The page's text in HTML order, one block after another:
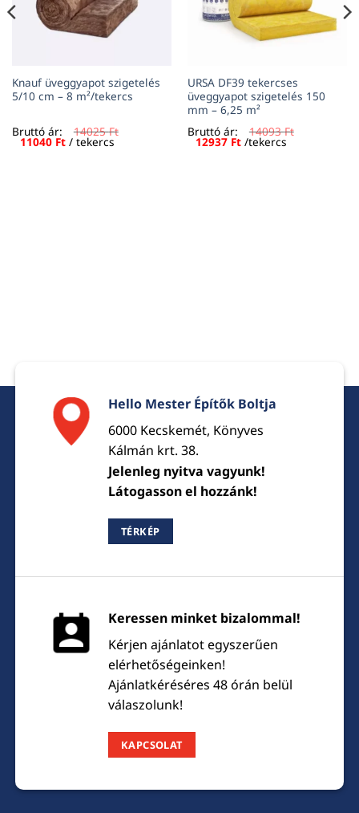
Knauf üveggyapot szigetelés
5/10 cm – 8 m²/tekercs
Bruttó ár: 14025Ft
Original
price
11040 FtCurrent
price
/ tekercs
URSA DF39 tekercses
üveggyapot szigetelés 150
mm – 6,25 m²
Bruttó ár:
14093Ft
Original
price
12937 FtCurrent
price
/tekercs
Hello Mester Építők Boltja
6000 Kecskemét, Könyves
Kálmán krt. 38.
Jelenleg nyitva vagyunk!
Látogasson el hozzánk!
TÉRKÉP
Keressen minket bizalommal!
Kérjen ajánlatot egyszerűen
elérhetőségeinken!
Ajánlatkéréséres 48 órán belül
válaszolunk!
KAPCSOLAT